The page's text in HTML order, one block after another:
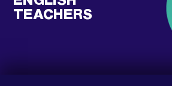
TEACHERS